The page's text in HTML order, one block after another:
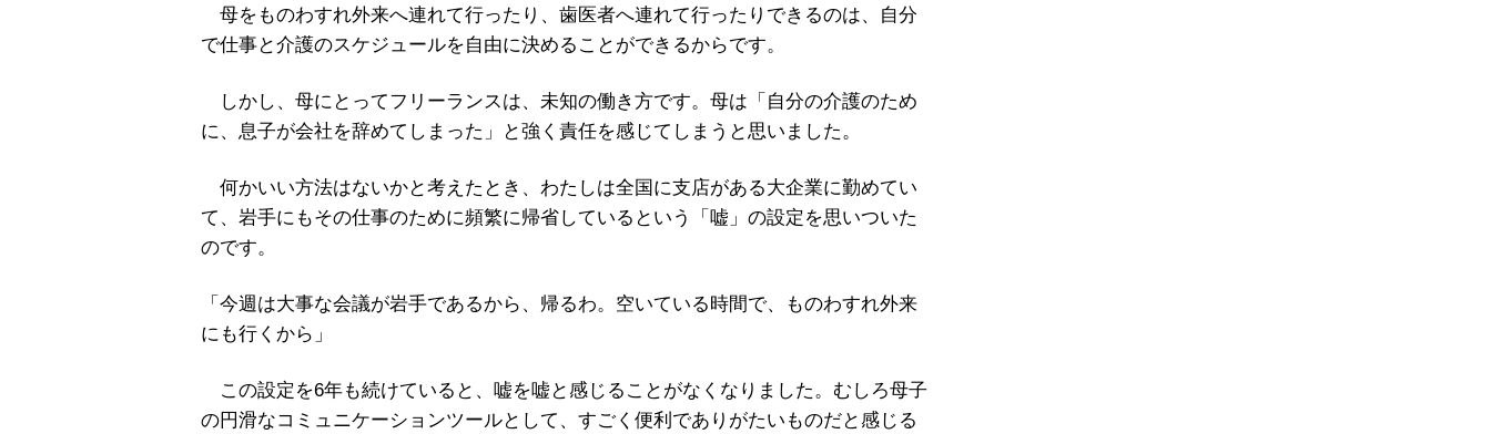
母をものわすれ外来へ連れて行ったり、歯医者へ連れて行ったりできるのは、自分
で仕事と介護のスケジュールを自由に決めることができるからです。
しかし、母にとってフリーランスは、未知の働き方です。母は「自分の介護のため
に、息子が会社を辞めてしまった」と強く責任を感じてしまうと思いました。
何かいい方法はないかと考えたとき、わたしは全国に支店がある大企業に勤めてい
て、岩手にもその仕事のために頻繁に帰省しているという「嘘」の設定を思いついた
のです。
「今週は大事な会議が岩手であるから、帰るわ。空いている時間で、ものわすれ外来
にも行くから」
この設定を6年も続けていると、嘘を嘘と感じることがなくなりました。むしろ母子
の円滑なコミュニケーションツールとして、すごく便利でありがたいものだと感じる